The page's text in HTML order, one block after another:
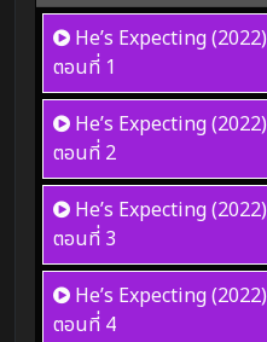
He’s Expecting
ตอนที่ 1
He’s Expecting
ตอนที่ 2
He’s Expecting
ตอนที่ 3
He’s Expecting
ตอนที่ 4